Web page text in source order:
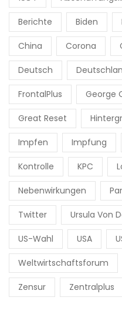
Berichte Biden
China Corona
Deutsch
FrontalPlus George
Great Reset
Impfen Impfung
Kontrolle KPC
Nebenwirkungen
Twitter Ursula Von
US-Wahl USA
Weltwirtschaftsforum
Zensur Zentralplus